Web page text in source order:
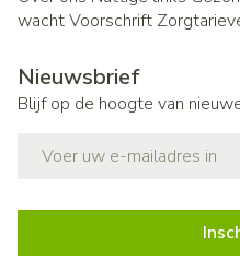
wachtVoorschrift
Nieuwsbrief
Blijf op de hoogte van